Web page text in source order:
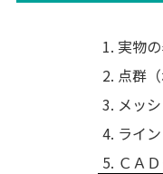
実物
点群
メッ
ライ
ＣＡ